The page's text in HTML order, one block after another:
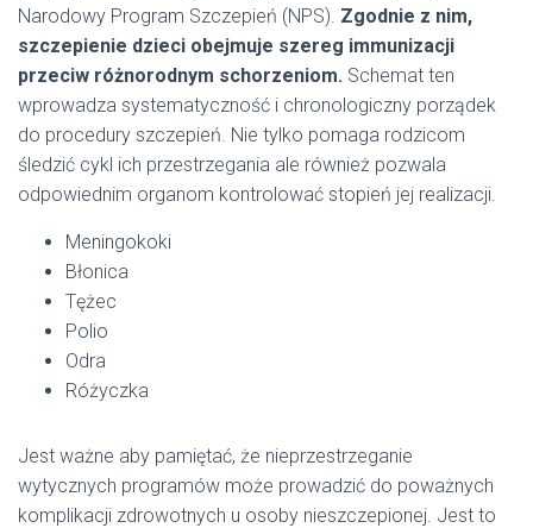
Narodowy Program Szczepień (NPS). Zgodnie z nim,
szczepienie dzieci obejmuje szereg immunizacji
przeciw różnorodnym schorzeniom. Schemat ten
wprowadza systematyczność i chronologiczny porządek
do procedury szczepień. Nie tylko pomaga rodzicom
śledzić cykl ich przestrzegania ale również pozwala
odpowiednim organom kontrolować stopień jej realizacji.
Meningokoki
Błonica
Tężec
Polio
Odra
Różyczka
Jest ważne aby pamiętać, że nieprzestrzeganie
wytycznych programów może prowadzić do poważnych
komplikacji zdrowotnych u osoby nieszczepionej. Jest to